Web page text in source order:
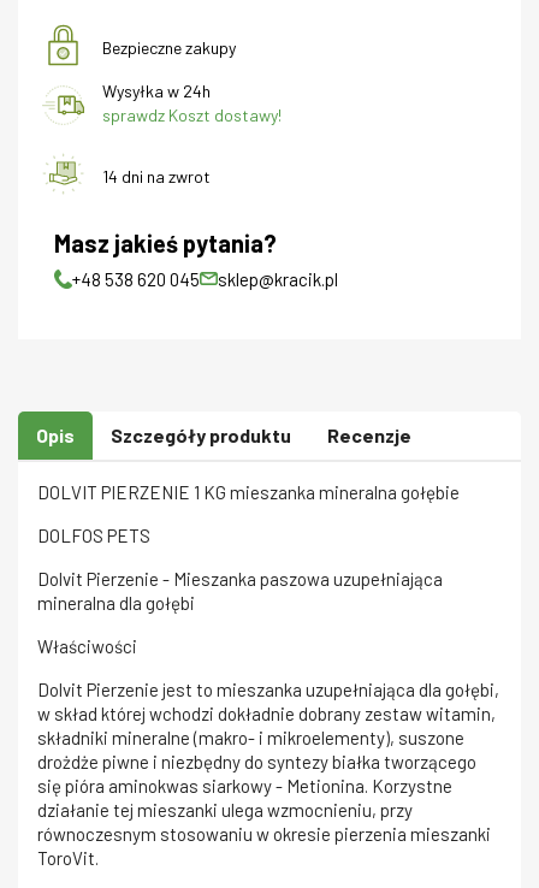
Bezpieczne zakupy
Wysyłka w 24h
sprawdz Koszt dostawy!
14 dni na zwrot
Masz jakieś pytania?
+48 538 620 045 sklep@kracik.pl
Opis Szczegóły produktu Recenzje
DOLVIT PIERZENIE 1 KG mieszanka mineralna gołębie
DOLFOS PETS
Dolvit Pierzenie - Mieszanka paszowa uzupełniająca
mineralna dla gołębi
Właściwości
Dolvit Pierzenie jest to mieszanka uzupełniająca dla gołębi,
w skład której wchodzi dokładnie dobrany zestaw witamin,
składniki mineralne (makro- i mikroelementy), suszone
drożdże piwne i niezbędny do syntezy białka tworzącego
się pióra aminokwas siarkowy - Metionina. Korzystne
działanie tej mieszanki ulega wzmocnieniu, przy
równoczesnym stosowaniu w okresie pierzenia mieszanki
ToroVit.